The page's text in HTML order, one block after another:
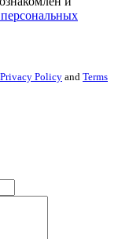
Privacy Policy and Terms